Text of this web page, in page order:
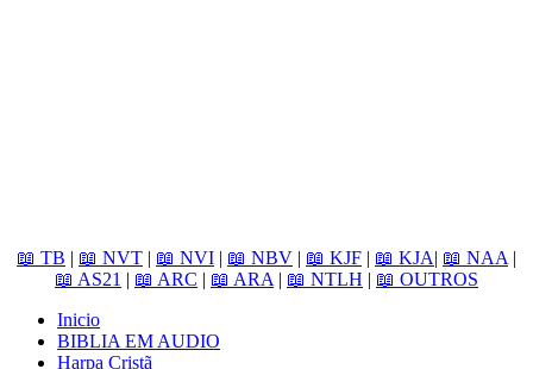
📖 TB | 📖 NVT | 📖 NVI | 📖 NBV | 📖 KJF | 📖 KJA| 📖 NAA |
📖 AS21 | 📖 ARC | 📖 ARA | 📖 NTLH | 📖 OUTROS
Inicio
BIBLIA EM AUDIO
Harpa Cristã